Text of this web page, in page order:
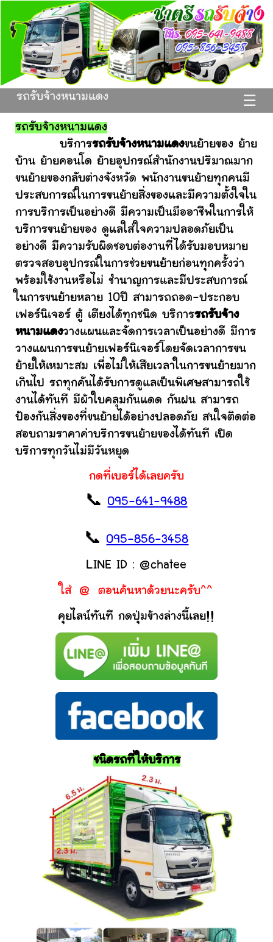
☰
รถรับจ้างหนามแดง
รถรับจ้างหนามแดง
บริการรถรับจ้างหนามแดงขนย้ายของ ย้าย
บ้าน ย้ายคอนโด ย้ายอุปกรณ์สำนักงานปริมาณมาก
ขนย้ายของกลับต่างจังหวัด พนักงานขนย้ายทุกคนมี
ประสบการณ์ในการขนย้ายสิ่งของและมีความตั้งใจใน
การบริการเป็นอย่างดี มีความเป็นมืออาชีพในการให้
บริการขนย้ายของ ดูแลใส่ใจความปลอดภัยเป็น
อย่างดี มีความรับผิดชอบต่องานที่ได้รับมอบหมาย
ตรวจสอบอุปกรณ์ในการช่วยขนย้ายก่อนทุกครั้งว่า
พร้อมใช้งานหรือไม่ ชำนาญการและมีประสบการณ์
ในการขนย้ายหลาย 10ปี สามารถถอด-ประกอบ
เฟอร์นิเจอร์ ตู้ เตียงได้ทุกชนิด บริการรถรับจ้าง
หนามแดงวางแผนและจัดการเวลาเป็นอย่างดี มีการ
วางแผนการขนย้ายเฟอร์นิเจอร์โดยจัดเวลาการขน
ย้ายให้เหมาะสม เพื่อไม่ให้เสียเวลาในการขนย้ายมาก
เกินไป รถทุกคันได้รับการดูแลเป็นพิเศษสามารถใช้
งานได้ทันที มีผ้าใบคลุมกันแดด กันฝน สามารถ
ป้องกันสิ่งของที่ขนย้ายได้อย่างปลอดภัย สนใจติดต่อ
สอบถามราคาค่าบริการขนย้ายของได้ทันที เปิด
บริการทุกวันไม่มีวันหยุด
กดที่เบอร์ได้เลยครับ
📞095-641-9488
📞095-856-3458
LINE ID : @chatee
ใส่ @ ตอนค้นหาด้วยนะครับ^^
คุยไลน์ทันที กดปุ่มข้างล่างนี้เลย!!
ชนิดรถที่ให้บริการ